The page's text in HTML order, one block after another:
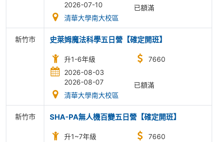
2026-07-10
清華大學南大校區
已額滿
新竹市 史萊姆魔法科學五日營【確定開班】
升1-6年級
2026-08-03
2026-08-07
清華大學南大校區
7660
已額滿
新竹市 SHA-PA無人機百變五日營【確定開班】
升1~7年級
7660